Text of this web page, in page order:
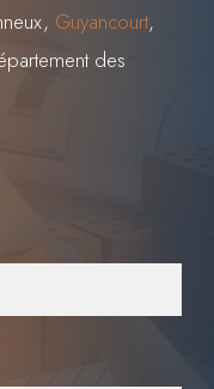
Guyancourt,
des